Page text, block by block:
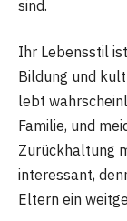
sind.
Ihr Lebensstil
Bildung und
lebt
Familie, und
Zurückhaltung
interessant,
Eltern ein